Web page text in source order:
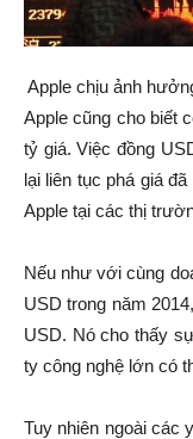
Apple chịu ảnh
Apple cũng cho biết
tỷ giá. Việc đồng
lại liên tục phá giá
Apple tại các thị
Nếu như với cùng
USD trong năm
USD. Nó cho thấy
ty công nghệ lớn có
Tuy nhiên ngoài các